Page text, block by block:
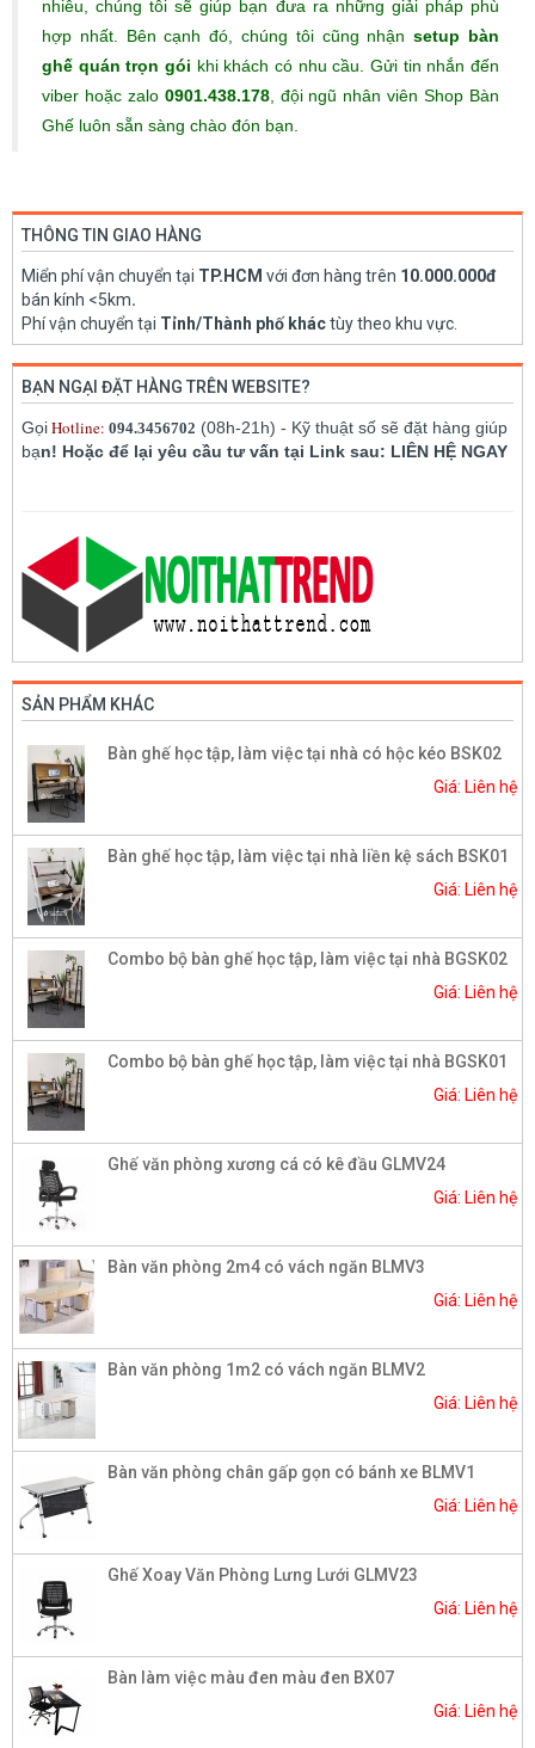
nhiêu, chúng tôi sẽ giúp bạn đưa ra những giải pháp phù
hợp nhất. Bên cạnh đó, chúng tôi cũng nhậnsetup bàn
ghế quán trọn gói khi khách có nhu cầu. Gửi tin nhắn đến
viber hoặc zalo 0901.438.178, đội ngũ nhân viên Shop Bàn
Ghế luôn sẵn sàng chào đón bạn.
THÔNG TIN GIAO HÀNG
Miển phí vận chuyển tại TP.HCM với đơn hàng trên 10.000.000đ
bán kính <5km.
Phí vận chuyển tại Tỉnh/Thành phố kháctùy theo khu vực.
BẠN NGẠI ĐẶT HÀNG TRÊN WEBSITE?
GọiHotline: 094.3456702 (08h-21h) - Kỹ thuật số sẽ đặt hàng giúp
bạn! Hoặc để lại yêu cầu tư vấn tại Link sau: LIÊN HỆ NGAY
SẢN PHẨM KHÁC
Bàn ghế học tập, làm việc tại nhà có hộc kéo BSK02
Giá: Liên hệ
Bàn ghế học tập, làm việc tại nhà liền kệ sách BSK01
Giá: Liên hệ
Combo bộ bàn ghế học tập, làm việc tại nhà BGSK02
Giá: Liên hệ
Combo bộ bàn ghế học tập, làm việc tại nhà BGSK01
Giá: Liên hệ
Ghế văn phòng xương cá có kê đầu GLMV24
Giá: Liên hệ
Bàn văn phòng 2m4 có vách ngăn BLMV3
Giá: Liên hệ
Bàn văn phòng 1m2 có vách ngăn BLMV2
Giá: Liên hệ
Bàn văn phòng chân gấp gọn có bánh xe BLMV1
Giá: Liên hệ
Ghế Xoay Văn Phòng Lưng Lưới GLMV23
Giá: Liên hệ
Bàn làm việc màu đen màu đen BX07
Giá: Liên hệ